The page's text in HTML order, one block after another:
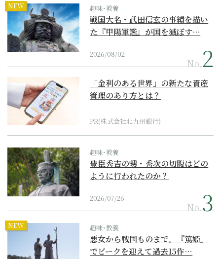
NEW 趣味･教養
戦国大名・武田信玄の事績を描い
た『甲陽軍鑑』が国を滅ぼす…
2026/08/02
No.
「金利のある世界」の新たな資産
管理のあり方とは？
PR(株式会社北九州銀行)
趣味･教養
豊臣秀吉の甥・秀次の切腹はどの
ように行われたのか？
2026/07/26
No.
NEW 趣味･教養
悪女から戦国ものまで。『篤姫』
でピークを迎えて過去15作…